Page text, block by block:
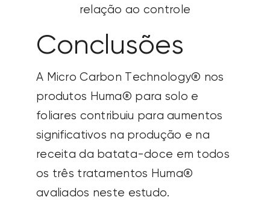
relação ao controle
Conclusões
A Micro Carbon Technology® nos
produtos Huma® para solo e
foliares contribuiu para aumentos
significativos na produção e na
receita da batata-doce em todos
os três tratamentos Huma®
avaliados neste estudo.